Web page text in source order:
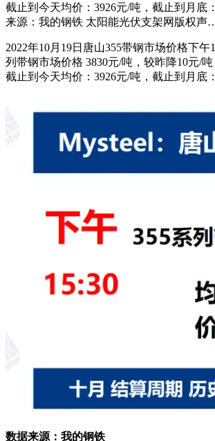
截止到今天均价：3926元/吨，截止到月底
来源：我的钢铁 太阳能光伏支架网版权声
2022年10月19日唐山355带钢市场价格下午
列带钢市场价格 3830元/吨，较昨降10元/吨
截止到今天均价：3926元/吨，截止到月底
数据来源：我的钢铁